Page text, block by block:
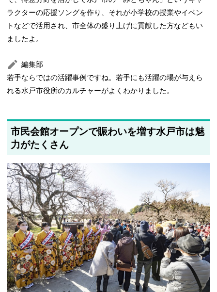
ラクターの応援ソングを作り、それが小学校の授業やイベン
トなどで活用され、市全体の盛り上げに貢献した方などもい
ましたよ。
編集部
若手ならではの活躍事例ですね。若手にも活躍の場が与えら
れる水戸市役所のカルチャーがよくわかりました。
市民会館オープンで賑わいを増す水戸市は魅
力がたくさん